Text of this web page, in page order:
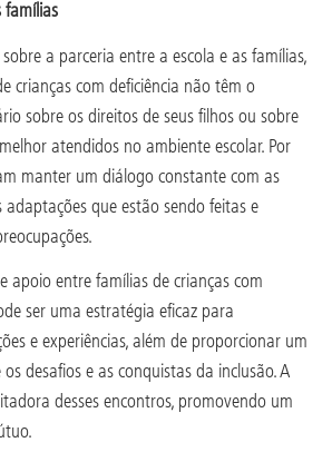
famílias
a parceria entre a escola e as famílias,
crianças com deficiência não têm o
sobre os direitos de seus filhos ou sobre
atendidos no ambiente escolar. Por
manter um diálogo constante com as
adaptações que estão sendo feitas e
apoio entre famílias de crianças com
ser uma estratégia eficaz para
e experiências, além de proporcionar um
desafios e as conquistas da inclusão. A
desses encontros, promovendo um